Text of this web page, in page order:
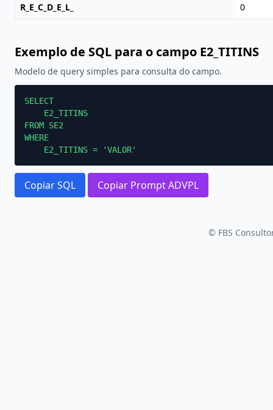
R_E_C_D_E_L_
0
Exemplo de SQL para o campo E2_TITINS
Modelo de query simples para consulta do campo.
SELECT
    E2_TITINS
FROM SE2
WHERE
    E2_TITINS = 'VALOR'
Copiar SQL Copiar Prompt ADVPL
© FBS